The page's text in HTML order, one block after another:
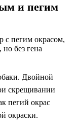
и пегим
с пегим окрасом,
без гена
Двойной
скрещивании
пегий окрас
окраски.